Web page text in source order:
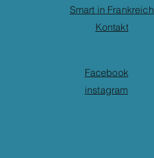
Smart in Frankreich
Kontakt
Facebook
instagram